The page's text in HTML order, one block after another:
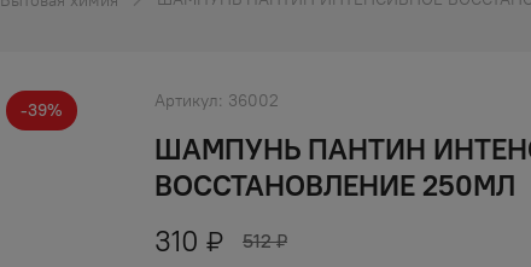
-39% Артикул: 36002
ШАМПУНЬ ПАНТИН
ВОССТАНОВЛЕНИЕ 250МЛ
310 ₽ 512 ₽